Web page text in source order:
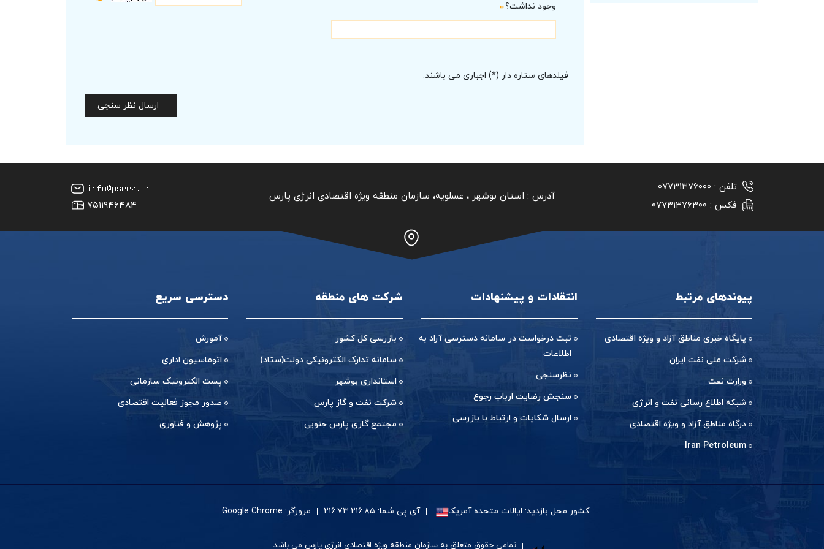
وجود نداشت؟*
فیلدهای ستاره دار (*) اجباری می باشند.
ارسال نظر سنجی
تلفن : ۰۷۷۳۱۳۷۶۰۰۰
فکس : ۰۷۷۳۱۳۷۶۳۰۰
آدرس : استان بوشهر ‏، عسلویه، سازمان منطقه ویژه اقتصادی انرژی پارس
۷۵۱۱۹۴۶۴۸۴
پیوندهای مرتبط
پایگاه خبری مناطق آزاد و ویژه اقتصادی
شرکت ملی نفت ایران
وزارت نفت
شبکه اطلاع رسانی نفت و انرژی
درگاه مناطق آزاد و ویژه اقتصادی
Iran Petroleum
انتقادات و پیشنهادات
ثبت درخواست در سامانه دسترسی آزاد به
اطلاعات
نظرسنجی
سنجش رضایت ارباب رجوع
ارسال شکایات و ارتباط با بازرسی
شرکت های منطقه
بازرسی کل کشور
سامانه تدارک الکترونیکی دولت(ستاد)
استانداری بوشهر
شرکت نفت و گاز پارس
مجتمع گازی پارس جنوبی
دسترسی سریع
آموزش
اتوماسیون اداری
پست الکترونیک سازمانی
صدور مجوز فعالیت اقتصادی
پژوهش و فناوری
کشور محل بازدید: ایالات متحده آمریکا آی پی شما: ۲۱۶.۷۳.۲۱۶.۸۵ مرورگر: Google Chrome
تمامی حقوق متعلق به سازمان منطقه ویژه اقتصادی انرژی پارس می باشد.